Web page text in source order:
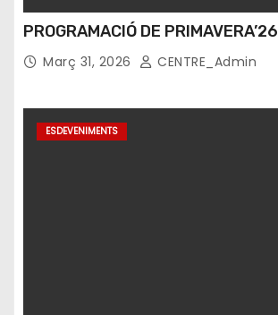
PROGRAMACIÓ DE PRIMAVERA’26
Març 31, 2026 CENTRE_Admin
ESDEVENIMENTS